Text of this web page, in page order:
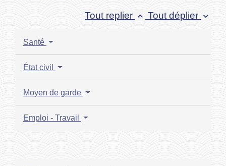
Tout replier keyboard_arrow_up Tout déplier keyboard_arrow_down
Santé
État civil
Moyen de garde
Emploi - Travail